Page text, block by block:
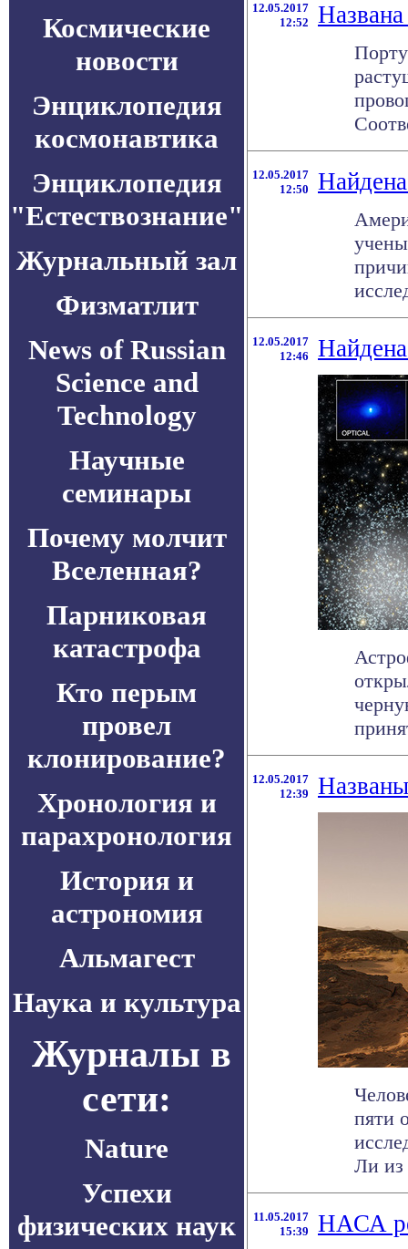
Космические
новости
Энциклопедия
космонавтика
Энциклопедия
"Естествознание"
Журнальный зал
Физматлит
News of Russian
Science and
Technology
Научные
семинары
Почему молчит
Вселенная?
Парниковая
катастрофа
Кто перым
провел
клонирование?
Хронология и
парахронология
История и
астрономия
Альмагест
Наука и культура
Журналы в
сети:
Nature
Успехи
физических наук
12.05.2017
12:52
12.05.2017
12:50
12.05.2017
12:46
12.05.2017
12:39
пяти
Ли
11.05.2017
15:39
НАСА